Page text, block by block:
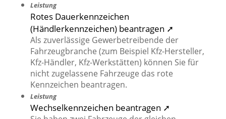
Leistung
Rotes Dauerkennzeichen
(Händlerkennzeichen) beantragen ➚
Als zuverlässige Gewerbetreibende der
Fahrzeugbranche (zum Beispiel Kfz-Hersteller,
Kfz-Händler, Kfz-Werkstätten) können Sie für
nicht zugelassene Fahrzeuge das rote
Kennzeichen beantragen.
Leistung
Wechselkennzeichen beantragen ➚